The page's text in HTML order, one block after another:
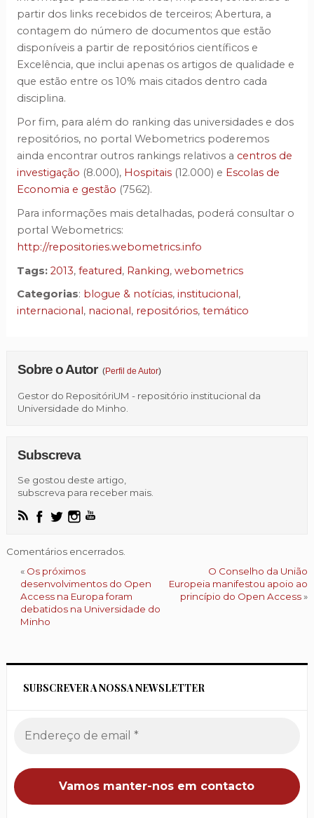
partir dos links recebidos de terceiros; Abertura, a
contagem do número de documentos que estão
disponíveis a partir de repositórios científicos e
Excelência, que inclui apenas os artigos de qualidade e
que estão entre os 10% mais citados dentro cada
disciplina.
Por fim, para além do ranking das universidades e dos
repositórios, no portal Webometrics poderemos
ainda encontrar outros rankings relativos a centros de
investigação (8.000), Hospitais(12.000) e Escolas de
Economia e gestão (7562).
Para informações mais detalhadas, poderá consultar o
portal Webometrics:
http://repositories.webometrics.info
Tags: 2013, featured, Ranking, webometrics
Categorias: blogue & notícias, institucional,
internacional, nacional, repositórios, temático
Sobre o Autor (Perfil de Autor)
Gestor do RepositóriUM - repositório institucional da
Universidade do Minho.
Subscreva
Se gostou deste artigo,
subscreva para receber mais.
Comentários encerrados.
« Os próximos
desenvolvimentos do Open
Access na Europa foram
debatidos na Universidade do
Minho
O Conselho da União
Europeia manifestou apoio ao
princípio do Open Access»
SUBSCREVER A NOSSA NEWSLETTER